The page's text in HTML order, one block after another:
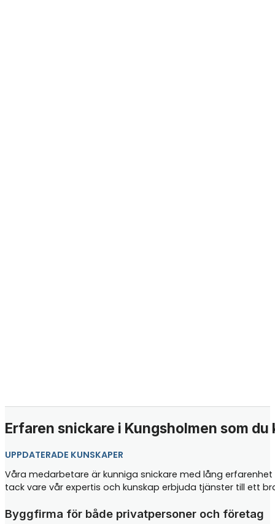
Erfaren snickare i Kungsholmen som du
UPPDATERADE KUNSKAPER
Våra medarbetare är kunniga snickare med lång
tack vare vår expertis och kunskap erbjuda tjänster till ett
Byggfirma för både privatpersoner och företag